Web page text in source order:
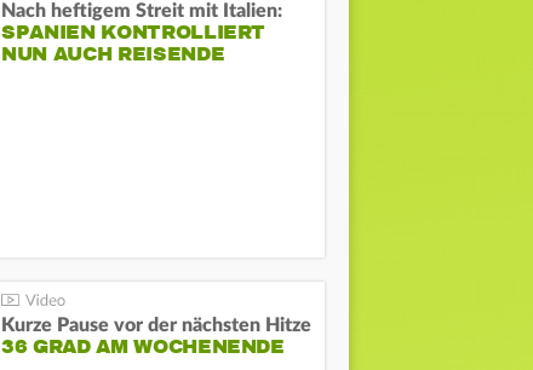
Nach heftigem Streit mit Italien:
SPANIEN KONTROLLIERT
NUN AUCH REISENDE
Kurze Pause vor der nächsten Hitze
36 GRAD AM WOCHENENDE